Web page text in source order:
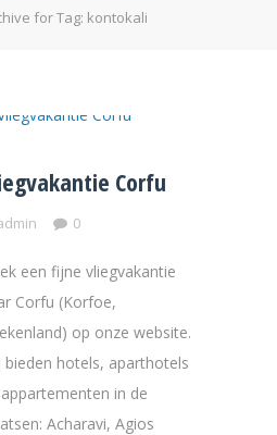
for Tag: kontokali
Corfu
0
een fijne vliegvakantie
Corfu (Korfoe,
op onze website.
bieden hotels, aparthotels
in de
Acharavi, Agios